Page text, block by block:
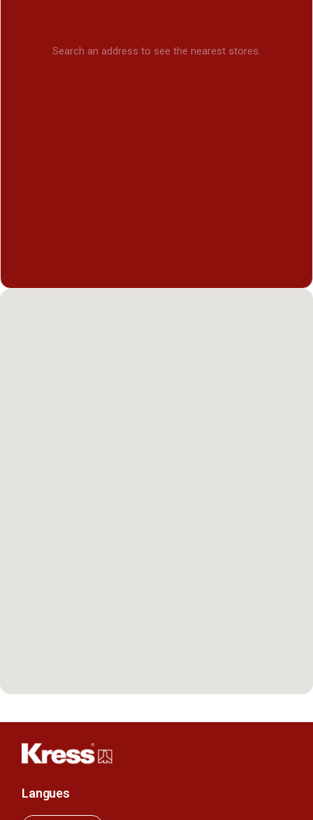
Search an address to see the nearest stores.
Langues